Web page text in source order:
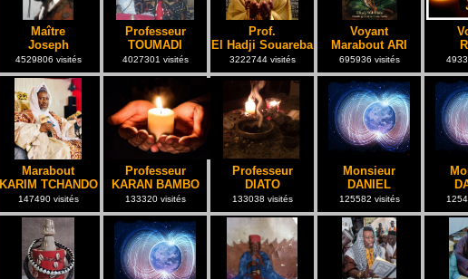
Maître
Joseph
4529806 visités
Professeur
TOUMADI
4027301 visités
Prof.
El Hadji Souareba
3222744 visités
Voyant
Marabout ARI
695936 visités
Marabout
KARIM TCHANDO
147490 visités
Professeur
KARAN BAMBO
133320 visités
Professeur
DIATO
133038 visités
Monsieur
DANIEL
125582 visités